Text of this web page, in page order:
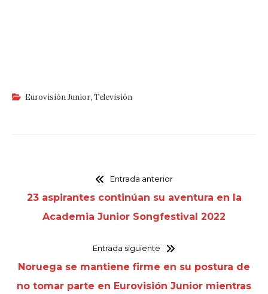
Eurovisión Junior, Televisión
Entrada anterior
23 aspirantes continúan su aventura en la
Academia Junior Songfestival 2022
Entrada siguiente
Noruega se mantiene firme en su postura de
no tomar parte en Eurovisión Junior mientras